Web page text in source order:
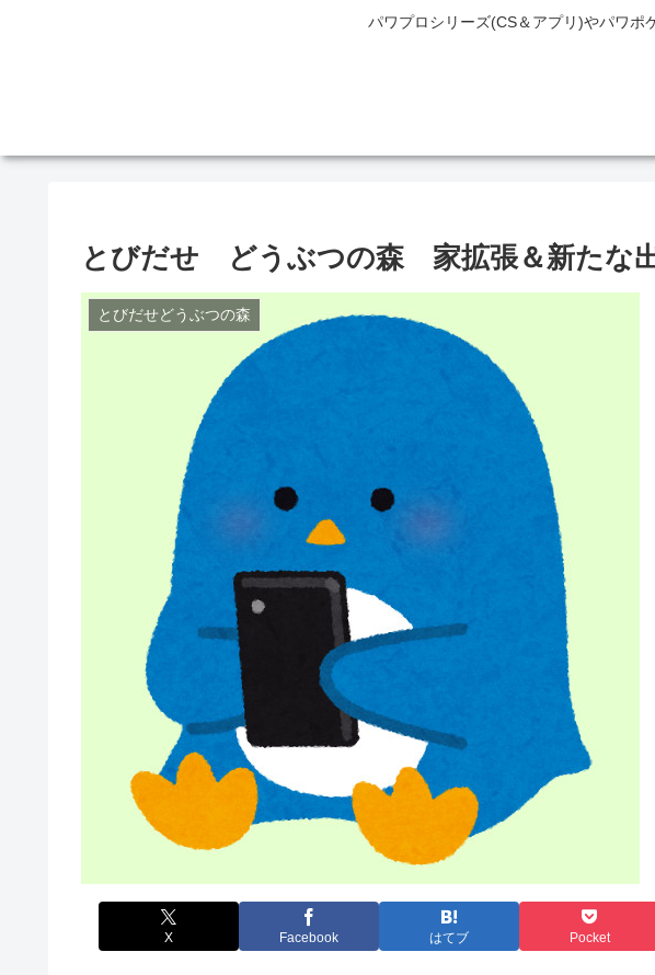
パワプロシリーズ(CS＆アプリ)やパワポ
とびだせ どうぶつの森 家拡張＆新たな
とびだせどうぶつの森
X Facebook はてブ Pocket